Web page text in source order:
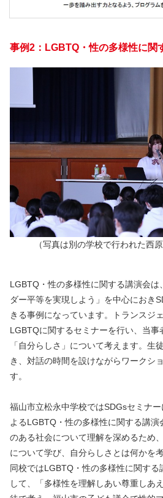
事例2：LGBTQ・性の多様性に関
（写真は別の学校で行われた西
LGBTQ・性の多様性に関する講演会は
ダー平等を実現しよう」を中心におき
きる事例になっています。トランスジ
LGBTQに関するセミナーを行い、当
「自分らしさ」について考えます。生
き、対話の時間を設けながらワークシ
す。
福山市立松永中学校ではSDGsセミナ
よるLGBTQ・性の多様性に関する講
のある社会について理解を深めるため
について学び、自分らしさとは何かを考
同校ではLGBTQ・性の多様性に関す
して、「多様性を理解しあい尊重しあ